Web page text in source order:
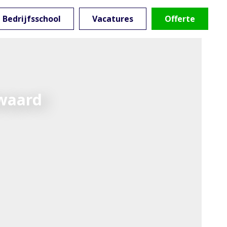
Bedrijfsschool Vacatures Offerte